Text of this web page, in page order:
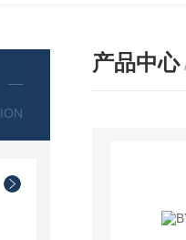
产品中心